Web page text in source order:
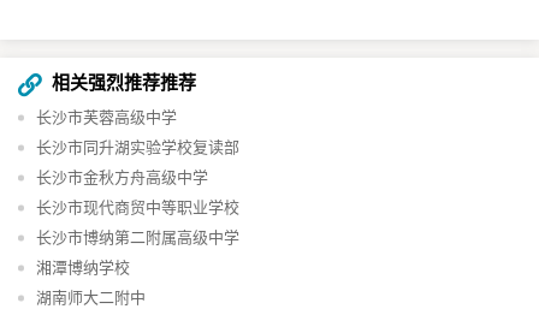
相关强烈推荐推荐
长沙市芙蓉高级中学
长沙市同升湖实验学校复读部
长沙市金秋方舟高级中学
长沙市现代商贸中等职业学校
长沙市博纳第二附属高级中学
湘潭博纳学校
湖南师大二附中